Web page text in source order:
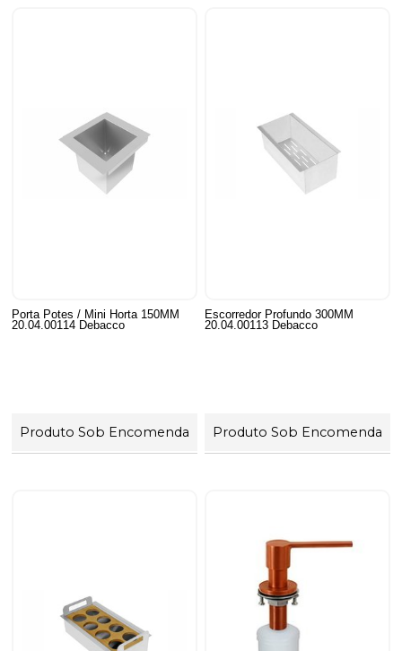
Porta Potes / Mini Horta 150MM
20.04.00114 Debacco
Produto Sob Encomenda
Escorredor Profundo 300MM
20.04.00113 Debacco
Produto Sob Encomenda